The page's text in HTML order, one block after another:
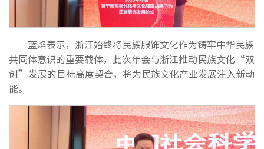
蓝焰表示，浙江始终将民族服饰文化作为铸牢中华民族
共同体意识的重要载体，此次年会与浙江推动民族文化“双
创”发展的目标高度契合，将为民族文化产业发展注入新动
能。